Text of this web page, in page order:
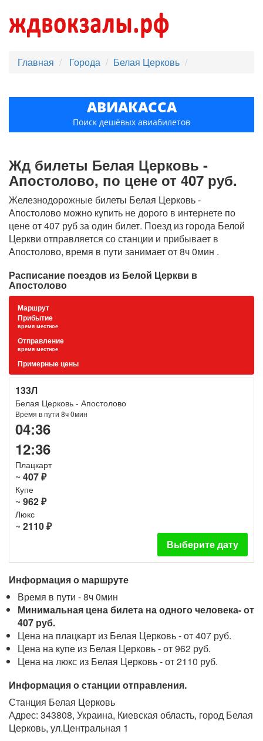
Главная Города Белая Церковь
АВИАКАССА
Поиск дешёвых авиабилетов
Жд билеты Белая Церковь -
Апостолово, по цене от 407 руб.
Железнодорожные билеты Белая Церковь -
Апостолово можно купить не дорого в интернете по
цене от 407 руб за один билет. Поезд из города Белой
Церкви отправляется со станции и прибывает в
Апостолово, время в пути занимает от 8ч 0мин .
Расписание поездов из Белой Церкви в
Апостолово
Маршрут
Прибытие
время местное
Отправление
время местное
Примерные цены
133Л
Белая Церковь - Апостолово
Время в пути 8ч 0мин
04:36
12:36
Плацкарт
~ 407 ₽
Купе
~ 962 ₽
Люкс
~ 2110 ₽
Выберите дату
Информация о маршруте
Время в пути - 8ч 0мин
Минимальная цена билета на одного человека- от
407 руб.
Цена на плацкарт из Белая Церковь - от 407 руб.
Цена на купе из Белая Церковь - от 962 руб.
Цена на люкс из Белая Церковь - от 2110 руб.
Информация о станции отправления.
Станция Белая Церковь
Адрес: 343808, Украина, Киевская область, город Белая
Церковь, ул.Центральная 1